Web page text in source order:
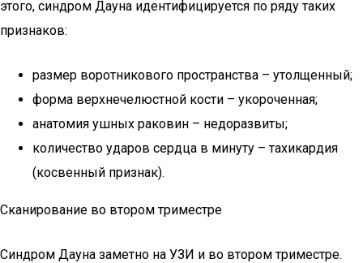
этого, синдром Дауна идентифицируется по ряду таких
признаков:
размер воротникового пространства – утолщенный;
форма верхнечелюстной кости – укороченная;
анатомия ушных раковин – недоразвиты;
количество ударов сердца в минуту – тахикардия
(косвенный признак).
Сканирование во втором триместре
Синдром Дауна заметно на УЗИ и во втором триместре.